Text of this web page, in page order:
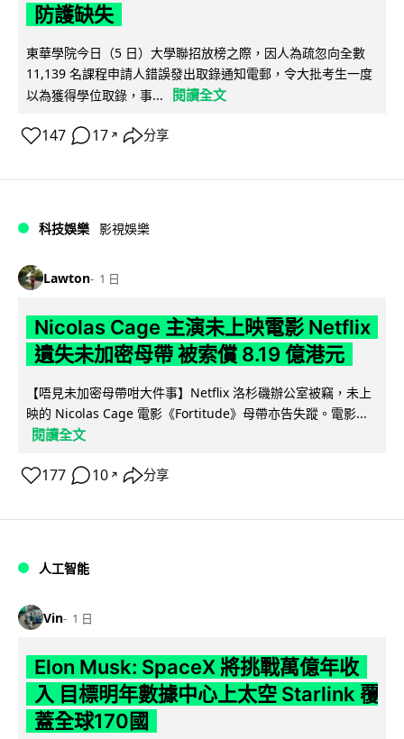
防護缺失
東華學院今日（5 日）大學聯招放榜之際，因人為疏忽向全數
11,139 名課程申請人錯誤發出取錄通知電郵，令大批考生一度
以為獲得學位取錄，事...
閱讀全文
147 17 ↗ 分享
科技娛樂 影視娛樂
Lawton 1 日
Nicolas Cage 主演未上映電影 Netflix
遺失未加密母帶 被索償 8.19 億港元
【唔見未加密母帶咁大件事】Netflix 洛杉磯辦公室被竊，未上
映的 Nicolas Cage 電影《Fortitude》母帶亦告失蹤。電影...
閱讀全文
177 10 ↗ 分享
人工智能
Vin 1 日
Elon Musk: SpaceX 將挑戰萬億年收
入 目標明年數據中心上太空 Starlink 覆
蓋全球170國